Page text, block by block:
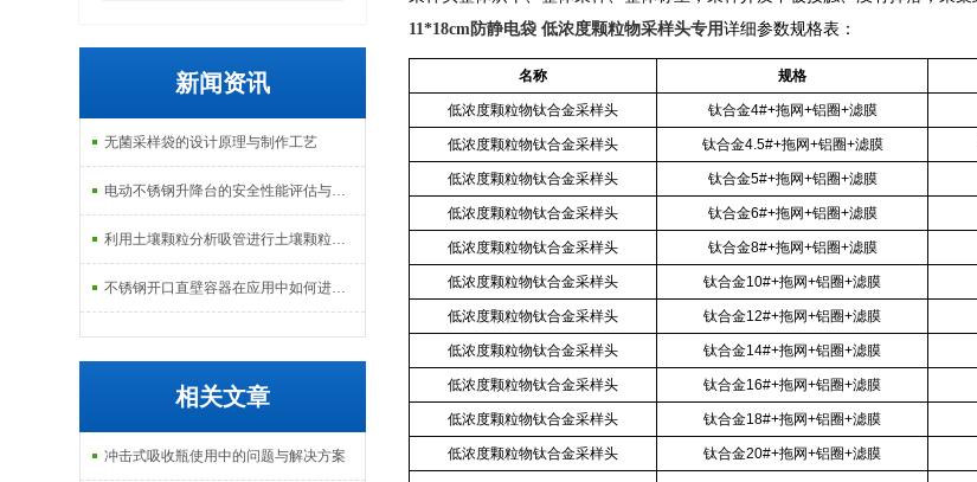
新闻资讯
无菌采样袋的设计原理与制作工艺
电动不锈钢升降台的安全性能评估与控制
利用土壤颗粒分析吸管进行土壤颗粒定量分析的研究
不锈钢开口直壁容器在应用中如何进行维护和保养？
相关文章
冲击式吸收瓶使用中的问题与解决方案
11*18cm防静电袋 低浓度颗粒物采样头专用详细参数规格表：
名称 规格
低浓度颗粒物钛合金采样头 钛合金4#+拖网+铝圈+滤膜
低浓度颗粒物钛合金采样头 钛合金4.5#+拖网+铝圈+滤膜
低浓度颗粒物钛合金采样头 钛合金5#+拖网+铝圈+滤膜
低浓度颗粒物钛合金采样头 钛合金6#+拖网+铝圈+滤膜
低浓度颗粒物钛合金采样头 钛合金8#+拖网+铝圈+滤膜
低浓度颗粒物钛合金采样头 钛合金10#+拖网+铝圈+滤膜
低浓度颗粒物钛合金采样头 钛合金12#+拖网+铝圈+滤膜
低浓度颗粒物钛合金采样头 钛合金14#+拖网+铝圈+滤膜
低浓度颗粒物钛合金采样头 钛合金16#+拖网+铝圈+滤膜
低浓度颗粒物钛合金采样头 钛合金18#+拖网+铝圈+滤膜
低浓度颗粒物钛合金采样头 钛合金20#+拖网+铝圈+滤膜